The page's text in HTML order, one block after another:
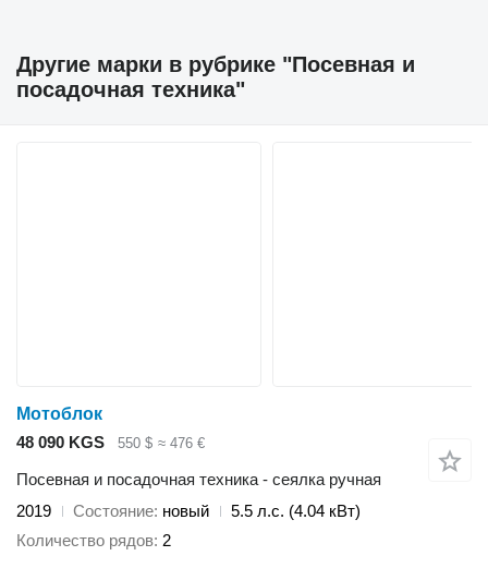
Другие марки в рубрике "Посевная и
посадочная техника"
Мотоблок
48 090 KGS
550 $ ≈ 476 €
Посевная и посадочная техника - сеялка ручная
2019
Состояние новый
5.5 л.с. (4.04 кВт)
Количество рядов 2